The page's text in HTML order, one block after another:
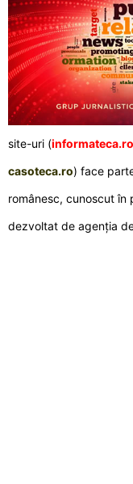
site-uri (informateca.ro
casoteca.ro) face
românesc, cunoscut în
dezvoltat de agenția